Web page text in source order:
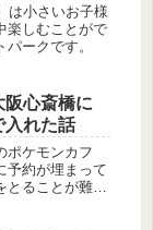
は小さいお子様
楽しむことがで
ークです。
阪心斎橋に
入れた話
ポケモンカフ
予約が埋まって
とることが難し